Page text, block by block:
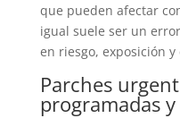
que pueden afectar
igual suele ser un
en riesgo, exposición
Parches
programadas